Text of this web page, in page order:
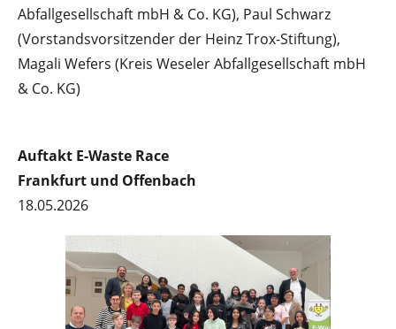
Abfallgesellschaft mbH & Co. KG), Paul Schwarz
(Vorstandsvorsitzender der Heinz Trox-Stiftung),
Magali Wefers (Kreis Weseler Abfallgesellschaft mbH
& Co. KG)
Auftakt E-Waste Race
Frankfurt und Offenbach
18.05.2026